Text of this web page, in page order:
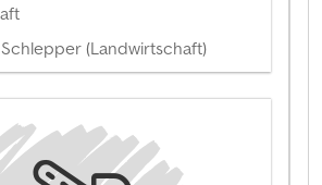
(Landwirtschaft)